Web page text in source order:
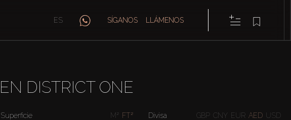
ES SÍGANOS LLÁMENOS
DISTRICT ONE
Superficie M² FT² Divisa GBP CNY EUR AED USD